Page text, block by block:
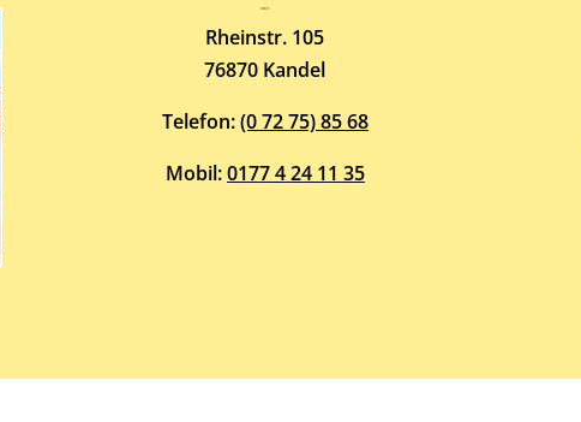
Rheinstr. 105
76870 Kandel
Telefon:(0 72 75) 85 68
Mobil:0177 4 24 11 35